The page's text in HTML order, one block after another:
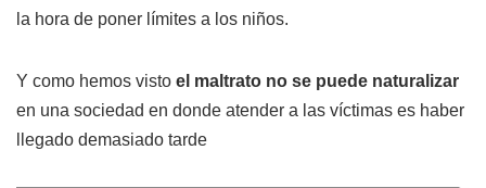
la hora de poner límites a los niños.
Y como hemos visto el maltrato no se puede naturalizar
en una sociedad en donde atender a las víctimas es haber
llegado demasiado tarde